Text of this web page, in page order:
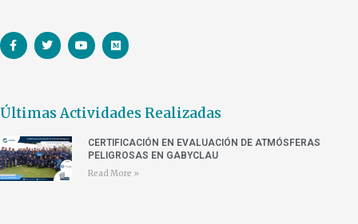
Últimas Actividades Realizadas
CERTIFICACIÓN EN EVALUACIÓN DE ATMÓSFERAS
PELIGROSAS EN GABYCLAU
Read More »